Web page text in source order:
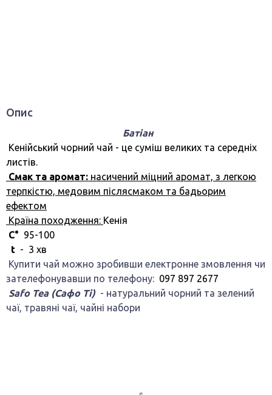
Опис
Батіан
Кенійський чорний чай - це суміш великих та середніх
листів.
Смак та аромат: насичений міцний аромат, з легкою
терпкістю, медовим післясмаком та бадьорим
ефектом
Країна походження: Кенія
C° 95-100
t - 3 хв
Купити чай можно зробивши електронне змовлення чи
зателефонувавши по телефону: 097 897 2677
Safo Tea (Сафо Ті) - натуральний чорний та зелений
чаї, травяні чаї, чайні набори